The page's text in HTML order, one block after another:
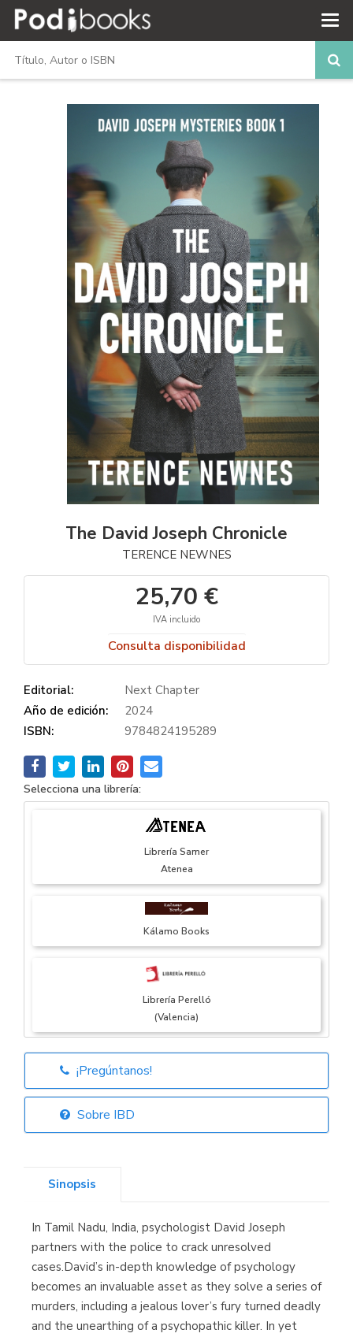
The David Joseph Chronicle
TERENCE NEWNES
25,70 €
IVA incluido
Consulta disponibilidad
Editorial:
Next Chapter
Año de edición:
2024
ISBN:
9784824195289
Selecciona una librería:
Librería Samer
Atenea
Kálamo Books
Librería Perelló
(Valencia)
Librería Elías
Librería Proteo
(Málaga)
¡Pregúntanos!
Sobre IBD
Sinopsis
In Tamil Nadu, India, psychologist David Joseph
partners with the police to crack unresolved
cases.David’s in-depth knowledge of psychology
becomes an invaluable asset as they solve a series of
murders, including a jealous lover’s fury turned deadly
and the unearthing of a psychopathic killer. In yet